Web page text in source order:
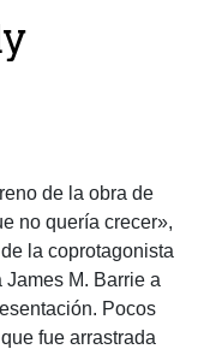
de la obra de
no quería crecer»,
la coprotagonista
M. Barrie a
Pocos
fue arrastrada